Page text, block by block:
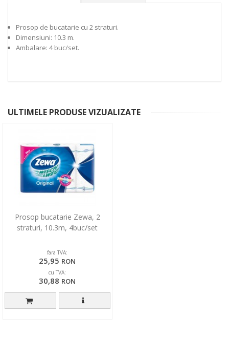
Prosop de bucatarie cu 2 straturi.
Dimensiuni: 10.3 m.
Ambalare: 4 buc/set.
ULTIMELE PRODUSE VIZUALIZATE
Prosop bucatarie Zewa, 2
straturi, 10.3m, 4buc/set
fara TVA:
25,95 RON
cu TVA:
30,88 RON